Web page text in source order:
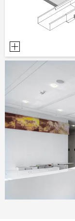
PLANUNGSHILFEN
BIM/REVIT BIBLIOTHEK
OWA-SCHULUNGEN
MUSTERBESTELLUNG